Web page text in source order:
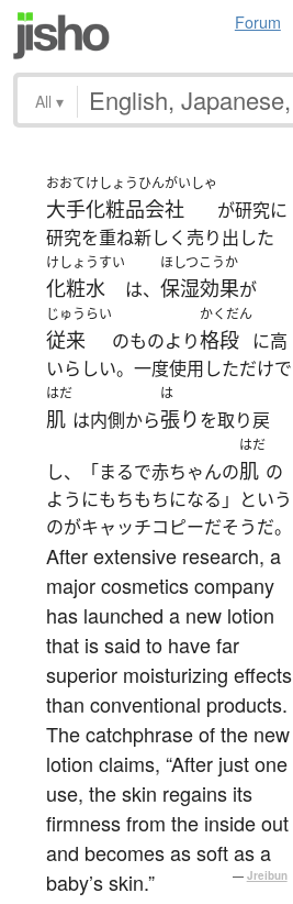
Forum
All ▾
おおて
大手
けしょうひんがいしゃ
化粧品会社
が研究に
研究を重ね新しく売り出した
けしょうすい
化粧水 は、
ほしつこうか
保湿効果が
じゅうらい
従来 のものより
かくだん
格段
に高
いらしい。一度使用しただけで
はだ
肌 は内側から
は
張りを取り戻
し、「まるで赤ちゃんの
はだ
肌 の
ようにもちもちになる」という
のがキャッチコピーだそうだ。
After extensive research, a
major cosmetics company
has launched a new lotion
that is said to have far
superior moisturizing effects
than conventional products.
The catchphrase of the new
lotion claims, “After just one
use, the skin regains its
firmness from the inside out
and becomes as soft as a
baby’s skin.”
— Jreibun